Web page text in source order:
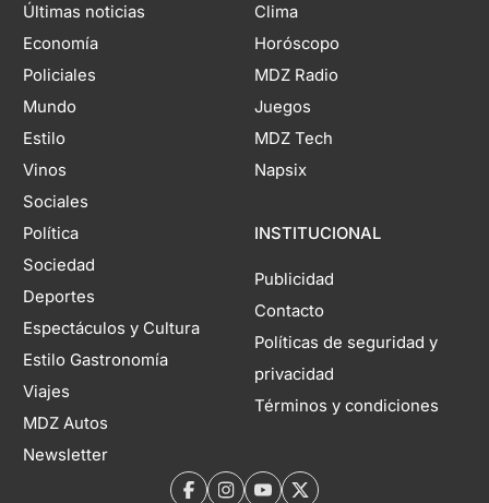
Últimas noticias
Economía
Policiales
Mundo
Estilo
Vinos
Sociales
Política
Sociedad
Deportes
Espectáculos y Cultura
Estilo Gastronomía
Viajes
MDZ Autos
Newsletter
Clima
Horóscopo
MDZ Radio
Juegos
MDZ Tech
Napsix
INSTITUCIONAL
Publicidad
Contacto
Políticas de seguridad y
privacidad
Términos y condiciones